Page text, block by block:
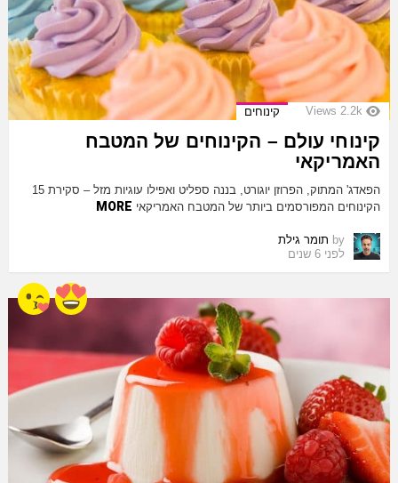
2.2k
Views קינוחים
קינוחי עולם – הקינוחים של המטבח
האמריקאי
הפאדג' המתוק, הפרוזן יוגורט, בננה ספליט ואפילו עוגיות מזל – סקירת 15
הקינוחים המפורסמים ביותר של המטבח האמריקאי MORE
by תומר גילת
לפני 6 שנים